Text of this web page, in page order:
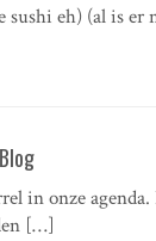
eh) (al is er
in onze
[…]